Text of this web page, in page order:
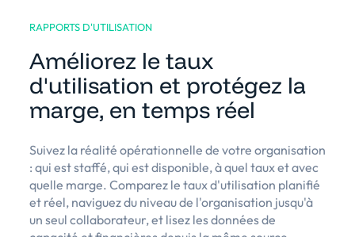
RAPPORTS D'UTILISATION
Améliorez le taux
d'utilisation et protégez la
marge, en temps réel
Suivez la réalité opérationnelle de votre organisation
: qui est staffé, qui est disponible, à quel taux et avec
quelle marge. Comparez le taux d'utilisation planifié
et réel, naviguez du niveau de l'organisation jusqu'à
un seul collaborateur, et lisez les données de